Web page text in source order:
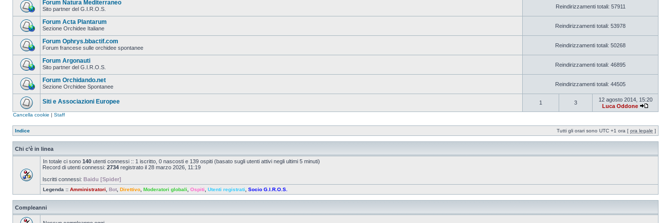
Forum Natura Mediterraneo
Sito partner del G.I.R.O.S. Reindirizzamenti totali: 57911
Forum Acta Plantarum
Sezione Orchidee Italiane Reindirizzamenti totali: 53978
Forum Ophrys.bbactif.com
Forum francese sulle orchidee spontanee Reindirizzamenti totali: 50268
Forum Argonauti
Sito partner del G.I.R.O.S. Reindirizzamenti totali: 46895
Forum Orchidando.net
Sezione Orchidee Spontanee Reindirizzamenti totali: 44505
Siti e Associazioni Europee 1 3
12 agosto 2014, 15:20
Luca Oddone
Cancella cookie | Staff
Indice Tutti gli orari sono UTC +1 ora [ ora legale ]
Chi c’è in linea
In totale ci sono 140 utenti connessi :: 1 iscritto, 0 nascosti e 139 ospiti (basato sugli utenti attivi negli ultimi 5 minuti)
Record di utenti connessi: 2734 registrato il 28 marzo 2026, 11:19
Iscritti connessi: Baidu [Spider]
Legenda :: Amministratori Bot Direttivo Moderatori globali Ospiti Utenti registrati Socio G.I.R.O.S.
Compleanni